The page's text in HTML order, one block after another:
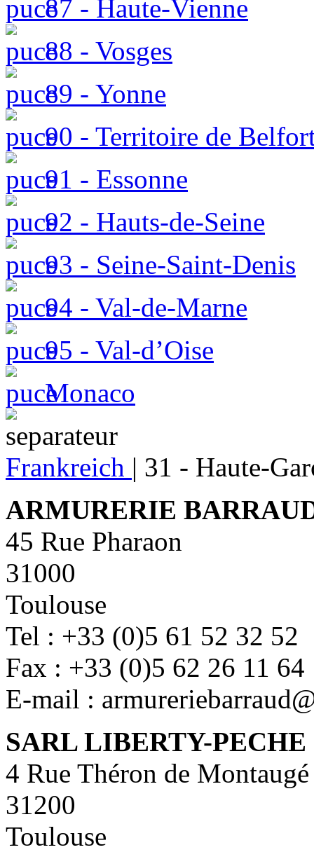
87 - Haute-Vienne
88 - Vosges
89 - Yonne
90 - Territoire de
91 - Essonne
92 - Hauts-de-Seine
93 - Seine-Saint-Denis
94 - Val-de-Marne
95 - Val-d’Oise
Monaco
Frankreich | 31 - Haute-
ARMURERIE
45 Rue Pharaon
31000
Toulouse
Tel : +33 (0)5 61 52 32 52
Fax : +33 (0)5 62 26 11 64
E-mail :
SARL LIBERTY-PECHE
4 Rue Théron de Montaugé
31200
Toulouse